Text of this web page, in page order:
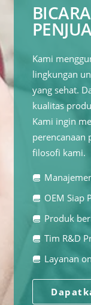
Kami
lingkungan
yang sehat.
kualitas
Kami ingin
perencanaan
filosofi kami.
OEM Siap
Produk
Tim R&D
Layanan